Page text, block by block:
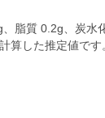
脂質 0.2g、炭水
算した推定値です